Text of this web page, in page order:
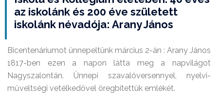
az iskolánk és 200 éve született
iskolánk névadója: Arany János
Bicentenáriumot ünnepeltünk március 2-án : Arany János
1817-ben ezen a napon látta meg a napvilágot
Nagyszalontán. Ünnepi szavalóversennyel, nyelvi-
műveltségi vetélkedővel öregbítettük emlékét.